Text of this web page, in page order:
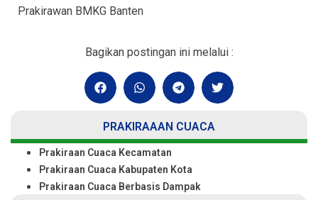
Prakirawan BMKG Banten
Bagikan postingan ini melalui :
PRAKIRAAAN CUACA
Prakiraan Cuaca Kecamatan
Prakiraan Cuaca Kabupaten Kota
Prakiraan Cuaca Berbasis Dampak